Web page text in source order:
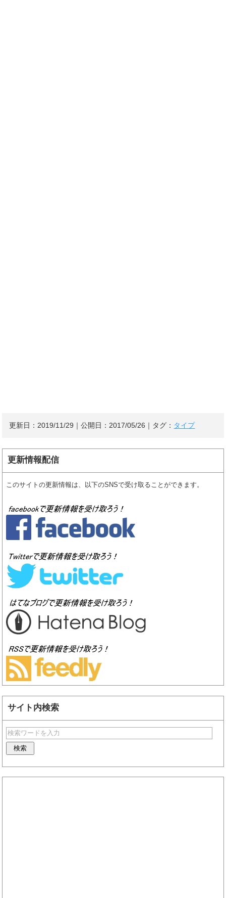
更新日： 2019/11/29 ｜公開日： 2017/05/26 ｜タグ： タイプ
更新情報配信
このサイトの更新情報は、以下のSNSで受け取ることができます。
サイト内検索